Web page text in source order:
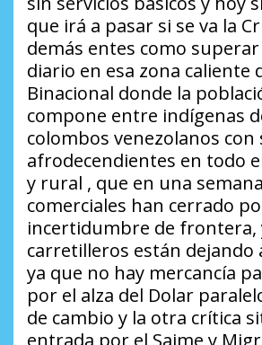
que irá a pasar si se va la
demás entes como
diario en esa zona caliente
Binacional donde la
compone entre indígenas
colombos venezolanos con
afrodecendientes en todo
y rural , que en una
comerciales han cerrado
incertidumbre de frontera,
carretilleros están dejando
ya que no hay mercancía
por el alza del Dolar
de cambio y la otra crítica
entrada por el Saime y